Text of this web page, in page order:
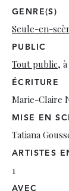
GENRE(S)
Seule-en-
PUBLIC
Tout public,
ÉCRITURE
Marie-Claire
MISE EN
Tatiana
ARTISTES
1
AVEC